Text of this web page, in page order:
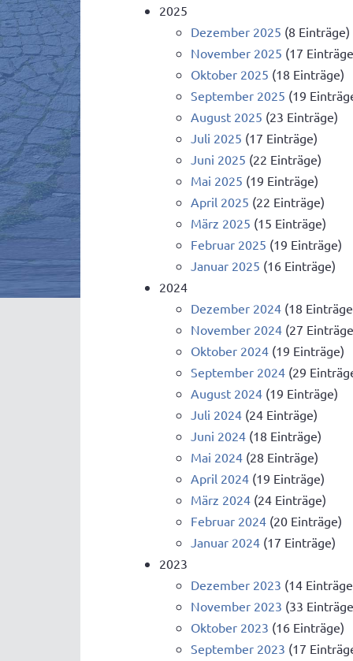
2025
Dezember 2025 (8 Einträge)
November 2025 (17
Oktober 2025 (18 Einträge)
September 2025 (19
August 2025 (23 Einträge)
Juli 2025 (17 Einträge)
Juni 2025 (22 Einträge)
Mai 2025 (19 Einträge)
April 2025 (22 Einträge)
März 2025 (15 Einträge)
Februar 2025 (19 Einträge)
Januar 2025 (16 Einträge)
2024
Dezember 2024 (18
November 2024 (27
Oktober 2024 (19 Einträge)
September 2024 (29
August 2024 (19 Einträge)
Juli 2024 (24 Einträge)
Juni 2024 (18 Einträge)
Mai 2024 (28 Einträge)
April 2024 (19 Einträge)
März 2024 (24 Einträge)
Februar 2024 (20 Einträge)
Januar 2024 (17 Einträge)
2023
Dezember 2023 (14
November 2023 (33
Oktober 2023 (16 Einträge)
September 2023 (17